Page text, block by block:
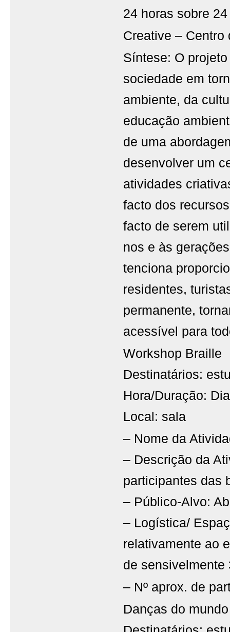
24 horas sobre
Creative – Centro
Síntese: O
sociedade em
ambiente, da
educação
de uma
desenvolver um
atividades
facto dos
facto de serem
nos e às
tenciona
residentes,
permanente,
acessível para
Workshop Braille
Destinatários:
Hora/Duração:
Local: sala
– Nome da
– Descrição da
participantes das
– Público-Alvo:
– Logística/
relativamente ao
de sensivelmente
– Nº aprox. de
Danças do